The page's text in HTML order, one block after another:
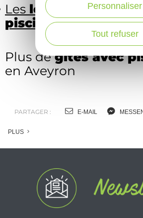
Les locations
piscineen Aveyron
Plus degîtes avec
en Aveyron
PARTAGER : E-MAIL
PLUS
Tout refuser
Personnaliser